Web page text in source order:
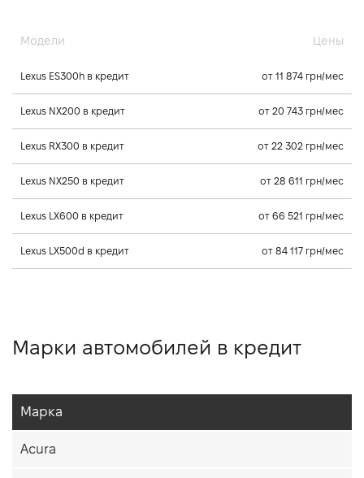
Модели Цены
Lexus ES300h в кредит от 11 874 грн/мес
Lexus NX200 в кредит от 20 743 грн/мес
Lexus RX300 в кредит от 22 302 грн/мес
Lexus NX250 в кредит от 28 611 грн/мес
Lexus LX600 в кредит от 66 521 грн/мес
Lexus LX500d в кредит от 84 117 грн/мес
Марки автомобилей в кредит
Марка
Acura